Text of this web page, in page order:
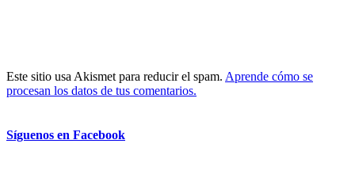
Este sitio usa Akismet para reducir el spam. Aprende cómo se
procesan los datos de tus comentarios.
Síguenos en Facebook